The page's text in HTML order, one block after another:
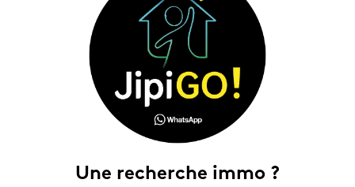
Une recherche immo ?